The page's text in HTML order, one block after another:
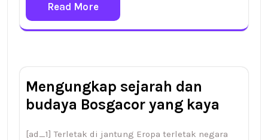
Read More
Mengungkap sejarah dan
budaya Bosgacor yang kaya
[ad_1] Terletak di jantung Eropa terletak negara